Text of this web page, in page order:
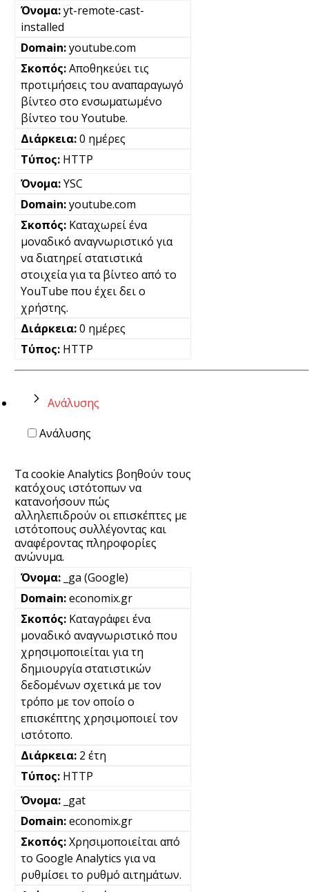
yt-remote-cast-
installed
youtube.com
Αποθηκεύει τις
προτιμήσεις του αναπαραγωγό
βίντεο στο ενσωματωμένο
βίντεο του Youtube.
0 ημέρες
HTTP
YSC
youtube.com
Καταχωρεί ένα
μοναδικό αναγνωριστικό για
να διατηρεί στατιστικά
στοιχεία για τα βίντεο από το
YouTube που έχει δει ο
χρήστης.
0 ημέρες
HTTP
Ανάλυσης
Ανάλυσης
Τα cookie Analytics βοηθούν τους
κατόχους ιστότοπων να
κατανοήσουν πώς
αλληλεπιδρούν οι επισκέπτες με
ιστότοπους συλλέγοντας και
αναφέροντας πληροφορίες
ανώνυμα.
_ga (Google)
economix.gr
Καταγράφει ένα
μοναδικό αναγνωριστικό που
χρησιμοποιείται για τη
δημιουργία στατιστικών
δεδομένων σχετικά με τον
τρόπο με τον οποίο ο
επισκέπτης χρησιμοποιεί τον
ιστότοπο.
2 έτη
HTTP
_gat
economix.gr
Χρησιμοποιείται από
το Google Analytics για να
ρυθμίσει το ρυθμό αιτημάτων.